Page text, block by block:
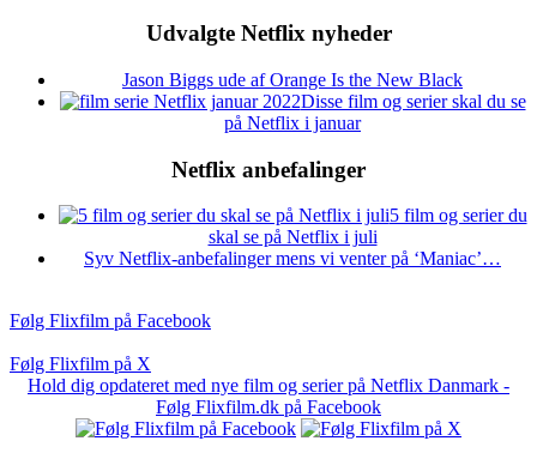
Udvalgte Netflix nyheder
Jason Biggs ude af Orange Is the New Black
Disse film og serier skal du se
på Netflix i januar
Netflix anbefalinger
5 film og serier du
skal se på Netflix i juli
Syv Netflix-anbefalinger mens vi venter på ‘Maniac’…
Følg Flixfilm på Facebook
Følg Flixfilm på X
Hold dig opdateret med nye film og serier på Netflix Danmark -
Følg Flixfilm.dk på Facebook